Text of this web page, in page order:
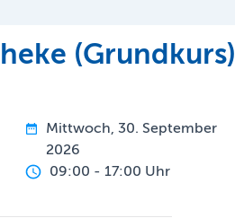
(Grundkurs)
Mittwoch, 30. September
2026
09:00 - 17:00 Uhr